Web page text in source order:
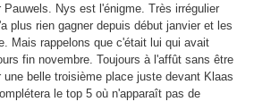
Nys est l'énigme. Très irrégulier
plus rien gagner depuis début janvier et les
Mais rappelons que c'était lui qui avait
fin novembre. Toujours à l'affût sans être
une belle troisième place juste devant Klaas
le top 5 où n'apparaît pas de